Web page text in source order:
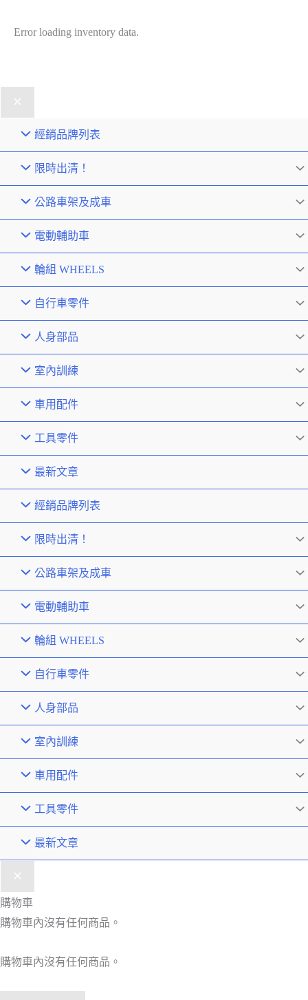
Error loading inventory data.
經銷品牌列表
限時出清！
公路車架及成車
電動輔助車
輪組 WHEELS
自行車零件
人身部品
室內訓練
車用配件
工具零件
最新文章
經銷品牌列表
限時出清！
公路車架及成車
電動輔助車
輪組 WHEELS
自行車零件
人身部品
室內訓練
車用配件
工具零件
最新文章
購物車
購物車內沒有任何商品。
購物車內沒有任何商品。